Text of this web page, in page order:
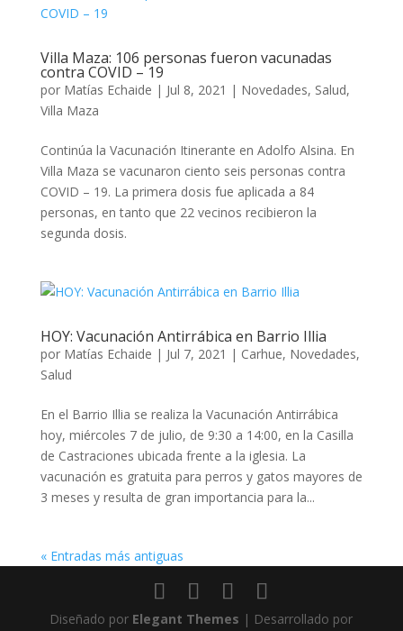
Villa Maza: 106 personas fueron vacunadas
contra COVID – 19
por Matías Echaide | Jul 8, 2021 | Novedades, Salud,
Villa Maza
Continúa la Vacunación Itinerante en Adolfo Alsina. En
Villa Maza se vacunaron ciento seis personas contra
COVID – 19. La primera dosis fue aplicada a 84
personas, en tanto que 22 vecinos recibieron la
segunda dosis.
HOY: Vacunación Antirrábica en Barrio Illia
por Matías Echaide | Jul 7, 2021 | Carhue, Novedades,
Salud
En el Barrio Illia se realiza la Vacunación Antirrábica
hoy, miércoles 7 de julio, de 9:30 a 14:00, en la Casilla
de Castraciones ubicada frente a la iglesia. La
vacunación es gratuita para perros y gatos mayores de
3 meses y resulta de gran importancia para la...
« Entradas más antiguas
Diseñado por Elegant Themes | Desarrollado por